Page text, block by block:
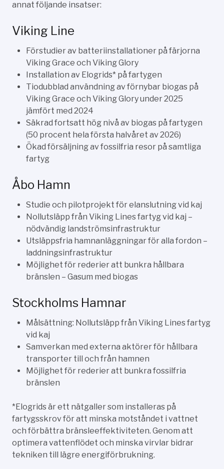
annat följande insatser:
Viking Line
Förstudier av batteriinstallationer på färjorna
Viking Grace och Viking Glory
Installation av Elogrids* på fartygen
Tiodubblad användning av förnybar biogas på
Viking Grace och Viking Glory under 2025
jämfört med 2024
Säkrad fortsatt hög nivå av biogas på fartygen
(50 procent hela första halvåret av 2026)
Ökad försäljning av fossilfria resor på samtliga
fartyg
Åbo Hamn
Studie och pilotprojekt för elanslutning vid kaj
Nollutsläpp från Viking Lines fartyg vid kaj –
nödvändig landströmsinfrastruktur
Utsläppsfria hamnanläggningar för alla fordon –
laddningsinfrastruktur
Möjlighet för rederier att bunkra hållbara
bränslen – Gasum med biogas
Stockholms Hamnar
Målsättning: Nollutsläpp från Viking Lines fartyg
vid kaj
Samverkan med externa aktörer för hållbara
transporter till och från hamnen
Möjlighet för rederier att bunkra fossilfria
bränslen
*Elogrids är ett nätgaller som installeras på
fartygsskrov för att minska motståndet i vattnet
och förbättra bränsleeffektiviteten. Genom att
optimera vattenflödet och minska virvlar bidrar
tekniken till lägre energiförbrukning.